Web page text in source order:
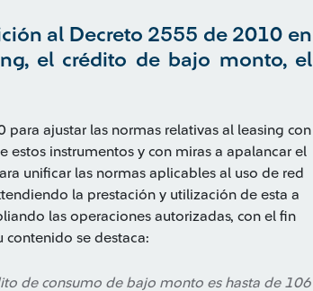
al Decreto 2555 de 2010 en
el crédito de bajo monto, el
ajustar las normas relativas al leasing con
estos instrumentos y con miras a apalancar el
unificar las normas aplicables al uso de red
la prestación y utilización de esta a
las operaciones autorizadas, con el fin
contenido se destaca:
de consumo de bajo monto es hasta de 106